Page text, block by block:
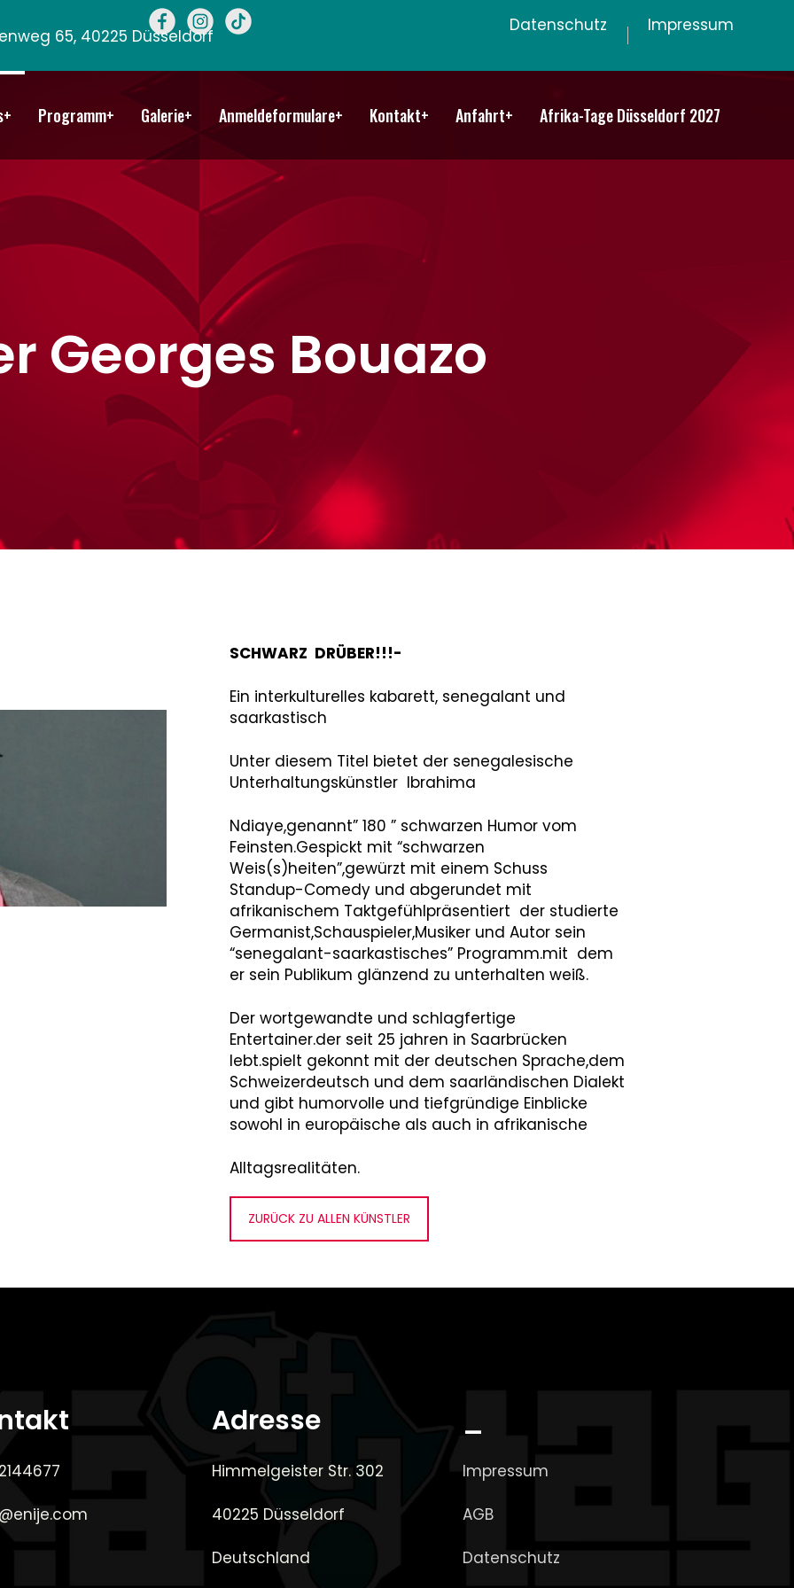
65, 40225 Düsseldorf
Datenschutz Impressum
Programm+ Galerie+ Anmeldeformulare+ Kontakt+ Anfahrt+ Afrika-Tage Düsseldorf 2027
Georges Bouazo
SCHWARZ DRÜBER!!!-
Ein interkulturelles kabarett, senegalant und
saarkastisch
Unter diesem Titel bietet der senegalesische
Unterhaltungskünstler lbrahima
Ndiaye,genannt” 180 ” schwarzen Humor vom
Feinsten.Gespickt mit “schwarzen
Weis(s)heiten”,gewürzt mit einem Schuss
Standup-Comedy und abgerundet mit
afrikanischem Taktgefühlpräsentiert der studierte
Germanist,Schauspieler,Musiker und Autor sein
“senegalant-saarkastisches” Programm.mit dem
er sein Publikum glänzend zu unterhalten weiß.
Der wortgewandte und schlagfertige
Entertainer.der seit 25 jahren in Saarbrücken
lebt.spielt gekonnt mit der deutschen Sprache,dem
Schweizerdeutsch und dem saarländischen Dialekt
und gibt humorvolle und tiefgründige Einblicke
sowohl in europäische als auch in afrikanische
Alltagsrealitäten.
ZURÜCK ZU ALLEN KÜNSTLER
Adresse
Himmelgeister Str. 302
40225 Düsseldorf
Deutschland
_
Impressum
AGB
Datenschutz